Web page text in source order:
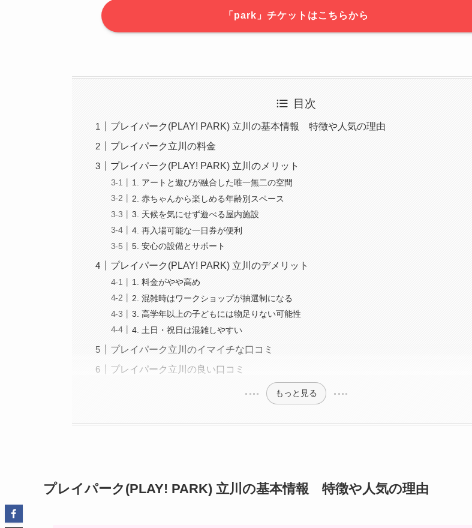
「park」チケットはこちらから
目次
プレイパーク(PLAY! PARK) 立川の基本情報 特徴や人気の理由
プレイパーク立川の料金
プレイパーク(PLAY! PARK) 立川のメリット
1. アートと遊びが融合した唯一無二の空間
2. 赤ちゃんから楽しめる年齢別スペース
3. 天候を気にせず遊べる屋内施設
4. 再入場可能な一日券が便利
5. 安心の設備とサポート
プレイパーク(PLAY! PARK) 立川のデメリット
1. 料金がやや高め
2. 混雑時はワークショップが抽選制になる
3. 高学年以上の子どもには物足りない可能性
4. 土日・祝日は混雑しやすい
プレイパーク立川のイマイチな口コミ
プレイパーク立川の良い口コミ
もっと見る
プレイパーク(PLAY! PARK) 立川の基本情報 特徴や人気の理由